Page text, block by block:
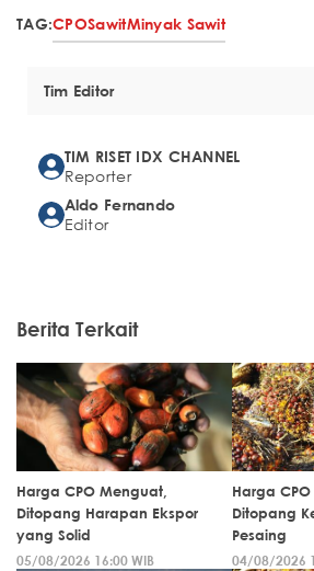
TAG:CPOSawitMinyak Sawit
Tim Editor
TIM RISET IDX CHANNEL
Reporter
Aldo Fernando
Editor
Berita Terkait
Harga CPO Menguat,
Ditopang Harapan Ekspor
yang Solid
05/08/2026 16:00 WIB
Harga
Ditopang
Pesaing
04/08/2026